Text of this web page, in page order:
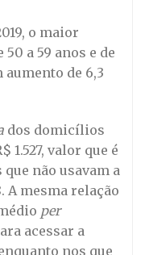
o maior
a 59 anos e de
aumento de 6,3
dos domicílios
1.527, valor que é
não usavam a
A mesma relação
per
acessar a
nos que